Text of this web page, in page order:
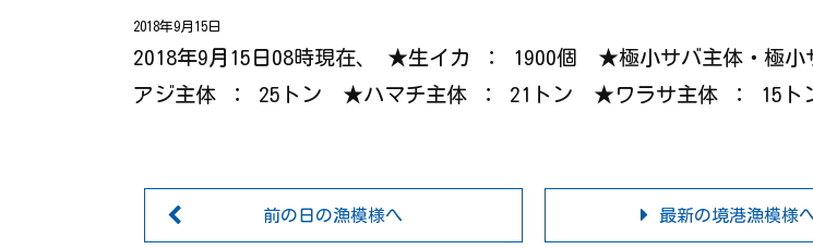
2018年9月15日
2018年9月15日08時現在、 ★生イカ ： 1900個 ★極小サバ主体・極
アジ主体 ： 25トン ★ハマチ主体 ： 21トン ★ワラサ主体 ： 15
前の日の漁模様へ 最新の境港漁模様